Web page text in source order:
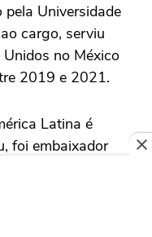
Universidade
cargo, serviu
no México
2019 e 2021.
Latina é
foi embaixador